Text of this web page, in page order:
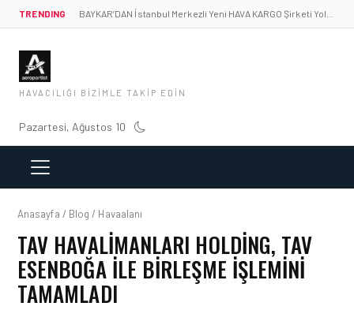
TRENDING
HAVACILIĞI BIZIMLE TAKIP EDIN
Pazartesi, Ağustos 10
Anasayfa / Blog / Havaalanı
TAV HAVALIMANLARI HOLDING, TAV
ESENBOĞA ILE BIRLEŞME İŞLEMINI
TAMAMLADI